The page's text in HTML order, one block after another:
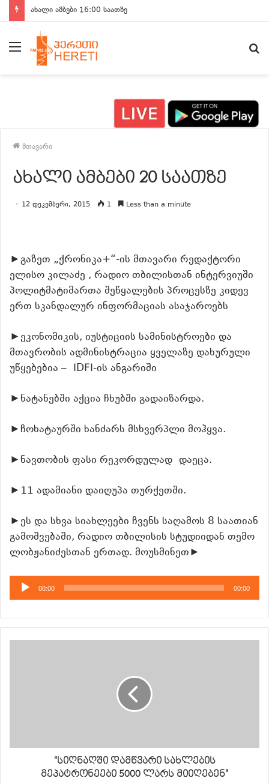
ახალი ამბები 16:00 საათზე
მენიუ
მთავარი
ახალი ამბები 20 საათზე
12 დეკემბერი, 2015 1 Less than a minute
►გაზეთ „ქრონიკა+“-ის მთავარი რედაქტორი
ელისო კილაძე , რადიო თბილისთან ინტერვიუში
პოლიტმატიმართა შეწყალების პროცესზე კიდევ
ერთ სკანდალურ ინფორმაციას ასაჯაროებს
►ეკონომიკის, იუსტიციის სამინისტროები და
მთავრობის ადმინისტრაცია ყველაზე დახურული
უწყებებია – IDFI-ის ანგარიში
►ნატანებში აქცია ჩხუბში გადაიზარდა.
►ჩოხატაურში ხანძარს მსხვერპლი მოჰყვა.
►ნავთობის ფასი რეკორდულად დაეცა.
►11 ადამიანი დაიღუპა თურქეთში.
►ეს და სხვა სიახლეები ჩვენს საღამოს 8 საათიან
გამოშვებაში, რადიო თბილისის სტუდიიდან თემო
ლობჟანიძესთან ერთად. მოუსმინეთ►
აუდიო
დამკვრელი
00:00 00:00
"სიღნაღში დამწვარი სახლების
მეპატრონეები 5000 ლარს მიიღებენ"